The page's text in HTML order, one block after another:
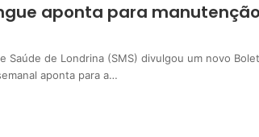
aponta para
Saúde de Londrina (SMS) divulgou um novo
aponta para a…